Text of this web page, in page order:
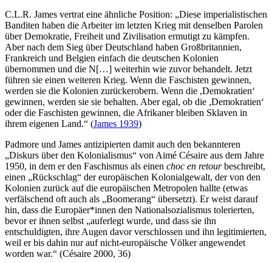
C.L.R. James vertrat eine ähnliche Position: „Diese imperialistischen
Banditen haben die Arbeiter im letzten Krieg mit denselben Parolen
über Demokratie, Freiheit und Zivilisation ermutigt zu kämpfen.
Aber nach dem Sieg über Deutschland haben Großbritannien,
Frankreich und Belgien einfach die deutschen Kolonien
übernommen und die N[…] weiterhin wie zuvor behandelt. Jetzt
führen sie einen weiteren Krieg. Wenn die Faschisten gewinnen,
werden sie die Kolonien zurückerobern. Wenn die ,Demokratien‘
gewinnen, werden sie sie behalten. Aber egal, ob die ,Demokratien‘
oder die Faschisten gewinnen, die Afrikaner bleiben Sklaven in
ihrem eigenen Land.“ (James 1939)
Padmore und James antizipierten damit auch den bekannteren
„Diskurs über den Kolonialismus“ von Aimé Césaire aus dem Jahre
1950, in dem er den Faschismus als einen choc en retourbeschreibt,
einen „Rückschlag“ der europäischen Kolonialgewalt, der von den
Kolonien zurück auf die europäischen Metropolen hallte (etwas
verfälschend oft auch als „Boomerang“ übersetzt). Er weist darauf
hin, dass die Europäer*innen den Nationalsozialismus tolerierten,
bevor er ihnen selbst „auferlegt wurde, und dass sie ihn
entschuldigten, ihre Augen davor verschlossen und ihn legitimierten,
weil er bis dahin nur auf nicht-europäische Völker angewendet
worden war.“ (Césaire 2000, 36)